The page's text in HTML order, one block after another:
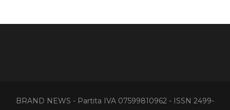
BRAND NEWS - Partita IVA 07599810962 - ISSN 2499-